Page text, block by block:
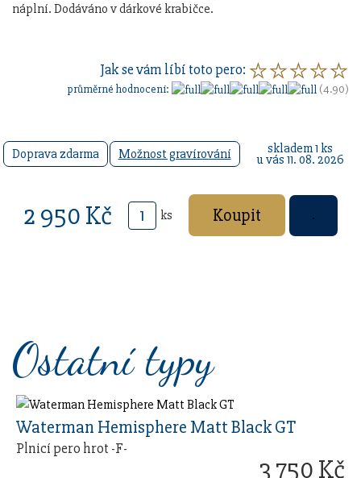
náplní. Dodáváno v dárkové krabičce.
Jak se vám líbí toto pero:
průměrné hodnocení: (4.90)
Doprava zdarma Možnost gravírování skladem 1 ks
u vás 11. 08. 2026
2 950 Kč ks
Ostatní typy
Waterman Hemisphere Matt Black GT
Plnicí pero hrot -F-
3 750 Kč